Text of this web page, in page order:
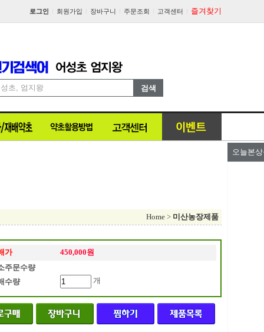
로그인 회원가입 장바구니 주문조회 고객센터 즐겨찾기
오늘본
Home > 미산농장제품
가
450,000원
주문수량
수량
개